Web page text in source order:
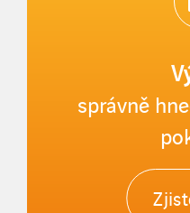
správně